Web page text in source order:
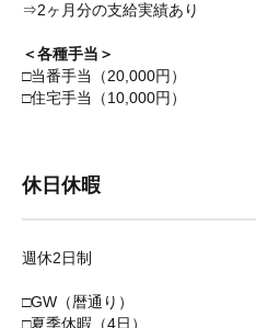
⇒2ヶ月分の支給実績あり
＜各種手当＞
□当番手当（20,000円）
□住宅手当（10,000円）
休日休暇
週休2日制
□GW（暦通り）
□夏季休暇（4日）